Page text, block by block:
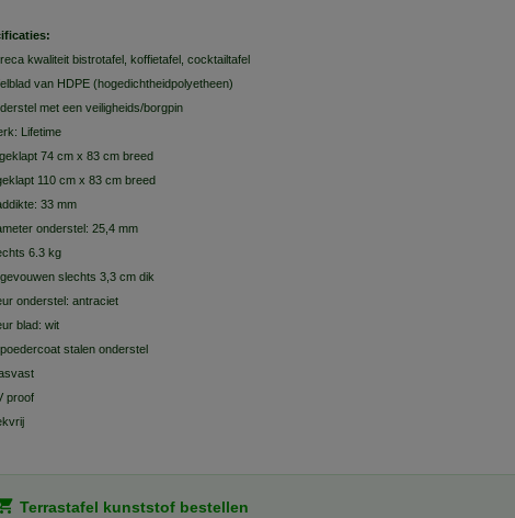
kwaliteit bistrotafel, koffietafel, cocktailtafel
van HDPE (hogedichtheidpolyetheen)
met een veiligheids/borgpin
Lifetime
74 cm x 83 cm breed
110 cm x 83 cm breed
33 mm
onderstel: 25,4 mm
6.3 kg
slechts 3,3 cm dik
onderstel: antraciet
blad: wit
stalen onderstel
proof
Terrastafel kunststof bestellen